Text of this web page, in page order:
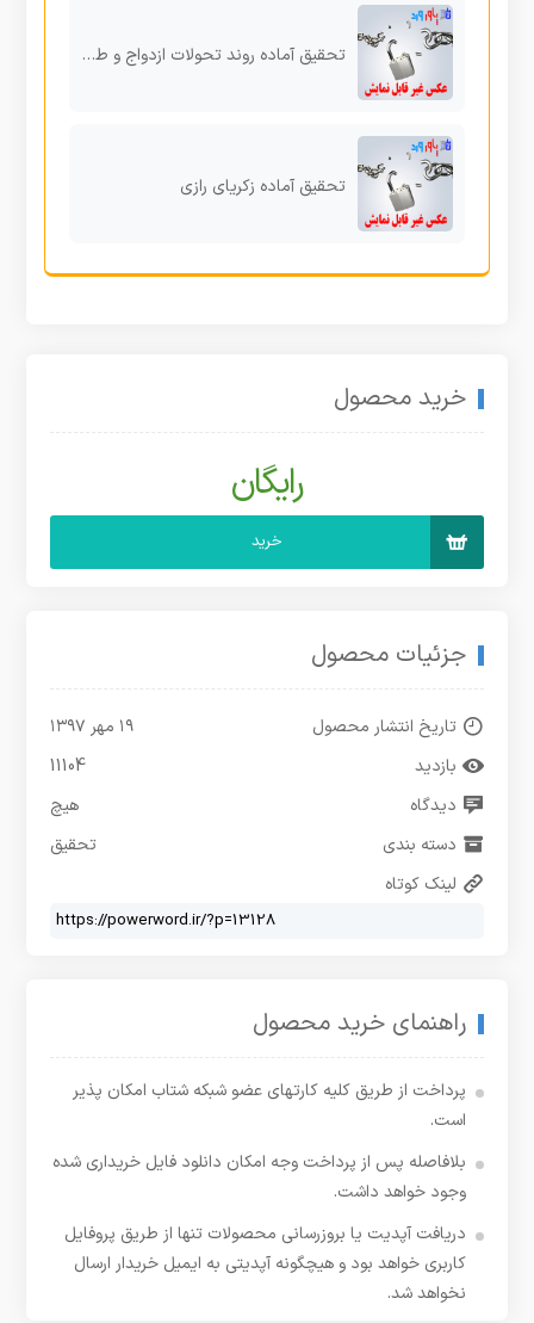
تحقیق آماده روند تحولات ازدواج و طلاق طبق آمار
تحقیق آماده زکریای رازی
خرید محصول
رایگان
خرید
جزئیات محصول
تاریخ انتشار محصول
۱۹ مهر ۱۳۹۷
بازدید
11104
دیدگاه
هیچ
دسته بندی
تحقیق
لینک کوتاه
راهنمای خرید محصول
پرداخت از طریق کلیه کارتهای عضو شبکه شتاب امکان پذیر
است.
بلافاصله پس از پرداخت وجه امکان دانلود فایل خریداری شده
وجود خواهد داشت.
دریافت آپدیت یا بروزرسانی محصولات تنها از طریق پروفایل
کاربری خواهد بود و هیچگونه آپدیتی به ایمیل خریدار ارسال
نخواهد شد.